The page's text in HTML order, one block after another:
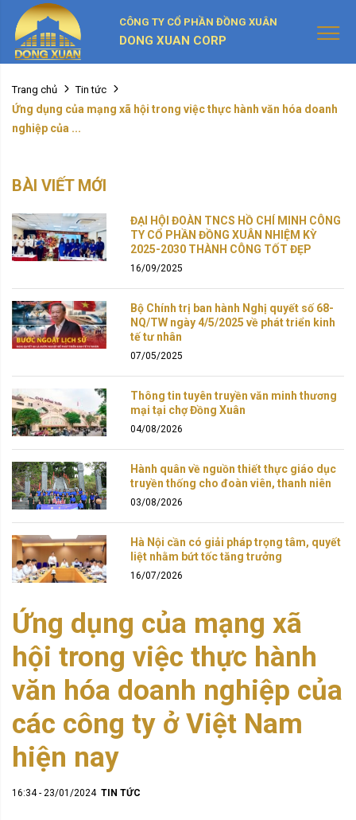
CÔNG TY CỔ PHẦN ĐỒNG XUÂN
DONG XUAN CORP
Trang chủ Tin tức
Ứng dụng của mạng xã hội trong việc thực hành văn hóa doanh
nghiệp của ...
BÀI VIẾT MỚI
ĐẠI HỘI ĐOÀN TNCS HỒ CHÍ MINH CÔNG
TY CỔ PHẦN ĐỒNG XUÂN NHIỆM KỲ
2025-2030 THÀNH CÔNG TỐT ĐẸP
16/09/2025
Bộ Chính trị ban hành Nghị quyết số 68-
NQ/TW ngày 4/5/2025 về phát triển kinh
tế tư nhân
07/05/2025
Thông tin tuyên truyền văn minh thương
mại tại chợ Đồng Xuân
04/08/2026
Hành quân về nguồn thiết thực giáo dục
truyền thống cho đoàn viên, thanh niên
03/08/2026
Hà Nội cần có giải pháp trọng tâm, quyết
liệt nhằm bứt tốc tăng trưởng
16/07/2026
Ứng dụng của mạng xã
hội trong việc thực hành
văn hóa doanh nghiệp của
các công ty ở Việt Nam
hiện nay
16:34 - 23/01/2024 TIN TỨC